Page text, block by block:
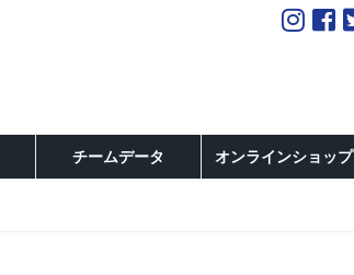
チームデータ オンラインショップ